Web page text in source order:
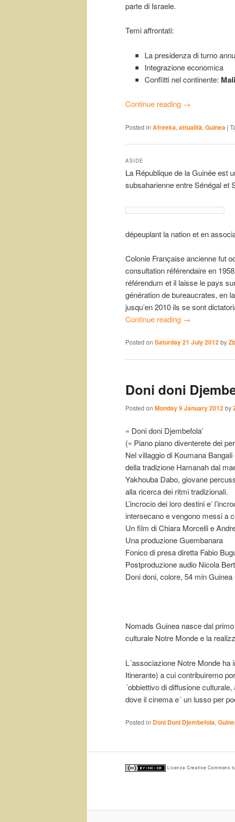
parte di Israele.
Temi affrontati:
La presidenza di turno
Integrazione economica
Conflitti nel continente:
Continue reading →
Posted in Afreeka, attualità, Guinea |
ASIDE
La République de la Guinée est
subsaharienne entre Sénégal et
dépeuplant la nation et en
Colonie Française ancienne fut
consultation référendaire en
référendum et il laisse le pays
génération de bureaucrates, en
jusqu’en 2010 ils se sont
Continue reading →
Posted on Saturday 21 July 2012by
Doni doni
Posted on Monday 9 January 2012by
« Doni doni Djembefola’
(« Piano piano diventerete dei
Nel villaggio di Koumana
della tradizione Hamanah dal
Yakhouba Dabo, giovane
alla ricerca dei ritmi tradizionali.
L’incrocio dei loro destini e’
intersecano e vengono messi a
Un film di Chiara Morcelli e
Una produzione Guembanara
Fonico di presa diretta Fabio
Postproduzione audio Nicola
Doni doni, colore, 54 min
Nomads Guinea nasce dal
culturale Notre Monde e la
L´associazione Notre Monde
Itinerante) a cui contribuiremo
´obbiettivo di diffusione
dove il cinema e´ un lusso per
Posted in Doni Doni Djembefola,
Licenza Creative Commons